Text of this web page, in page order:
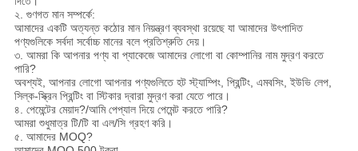
২. গুণগত মান সম্পর্কে:
আমাদের একটি অত্যন্ত কঠোর মান নিয়ন্ত্রণ ব্যবস্থা রয়েছে যা আমাদের উৎপাদিত
পণ্যগুলিকে সর্বদা সর্বোচ্চ মানের বলে প্রতিশ্রুতি দেয়।
৩. আমরা কি আপনার পণ্য বা প্যাকেজে আমাদের লোগো বা কোম্পানির নাম মুদ্রণ করতে
পারি?
অবশ্যই, আপনার লোগো আপনার পণ্যগুলিতে হট স্ট্যাম্পিং, প্রিন্টিং, এমবসিং, ইউভি লেপ,
সিল্ক-স্ক্রিন প্রিন্টিং বা স্টিকার দ্বারা মুদ্রণ করা যেতে পারে।
৪. পেমেন্টের মেয়াদ?/আমি পেপ্যাল দিয়ে পেমেন্ট করতে পারি?
আমরা শুধুমাত্র টি/টি বা এল/সি গ্রহণ করি।
৫. আমাদের MOQ?